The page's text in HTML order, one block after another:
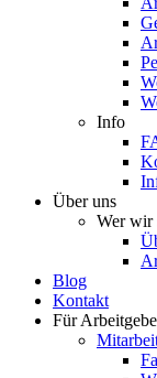
Info
Über uns
Wer wir
Blog
Kontakt
Für